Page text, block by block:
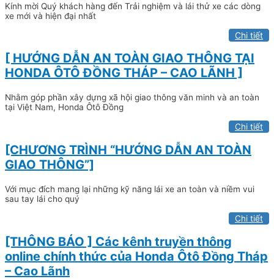
Kính mời Quý khách hàng đến Trải nghiệm và lái thử xe các dòng
xe mới và hiện đại nhất
Chi tiết
[ HƯỚNG DẪN AN TOÀN GIAO THÔNG TẠI
HONDA ÔTÔ ĐỒNG THÁP – CAO LÃNH ]
Nhằm góp phần xây dựng xã hội giao thông văn minh và an toàn
tại Việt Nam, Honda Ôtô Đồng
Chi tiết
[CHƯƠNG TRÌNH “HƯỚNG DẪN AN TOÀN
GIAO THÔNG”]
Với mục đích mang lại những kỹ năng lái xe an toàn và niềm vui
sau tay lái cho quý
Chi tiết
[THÔNG BÁO ] Các kênh truyền thông
online chính thức của Honda Ôtô Đồng Tháp
– Cao Lãnh